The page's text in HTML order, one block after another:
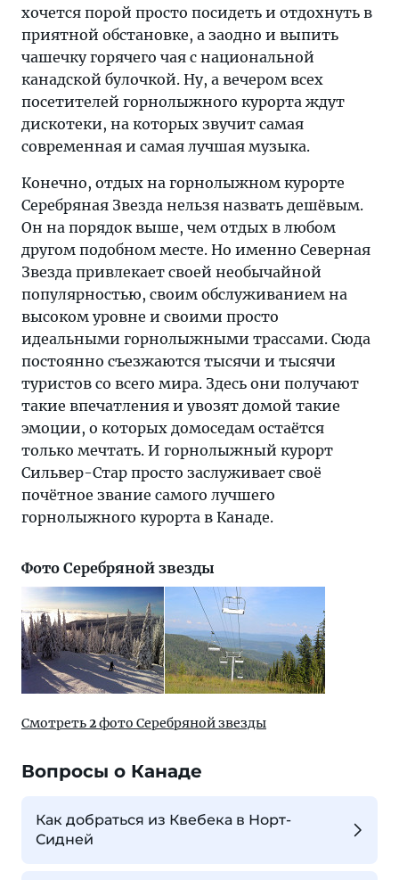
хочется порой просто посидеть и отдохнуть в
приятной обстановке, а заодно и выпить
чашечку горячего чая с национальной
канадской булочкой. Ну, а вечером всех
посетителей горнолыжного курорта ждут
дискотеки, на которых звучит самая
современная и самая лучшая музыка.
Конечно, отдых на горнолыжном курорте
Серебряная Звезда нельзя назвать дешёвым.
Он на порядок выше, чем отдых в любом
другом подобном месте. Но именно Северная
Звезда привлекает своей необычайной
популярностью, своим обслуживанием на
высоком уровне и своими просто
идеальными горнолыжными трассами. Сюда
постоянно съезжаются тысячи и тысячи
туристов со всего мира. Здесь они получают
такие впечатления и увозят домой такие
эмоции, о которых домоседам остаётся
только мечтать. И горнолыжный курорт
Сильвер-Стар просто заслуживает своё
почётное звание самого лучшего
горнолыжного курорта в Канаде.
Фото Серебряной звезды
Смотреть2фото Серебряной звезды
Вопросы о Канаде
Как добраться из Квебека в Норт-
Сидней